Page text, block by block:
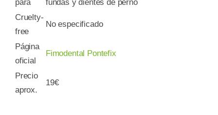
para
fundas y dientes de perno
Cruelty-
free
No especificado
Página
oficial
Fimodental Pontefix
Precio
aprox.
19€